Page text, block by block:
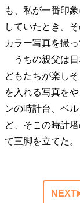
も、私が一番印
していたとき。
カラー写真を撮
うちの親父は日
どもたちが楽し
を入れる写真を
ンの時計台、ベ
ど、そこの時計
て三脚を立てた。
NEXT